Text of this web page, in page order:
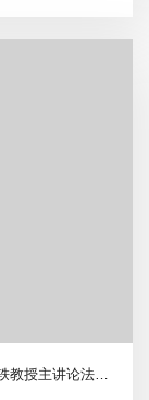
我院协办朝阳律协系列讲座第七期 人大法学院王轶教授主讲论法律规范--21世纪学科前沿学术讲座